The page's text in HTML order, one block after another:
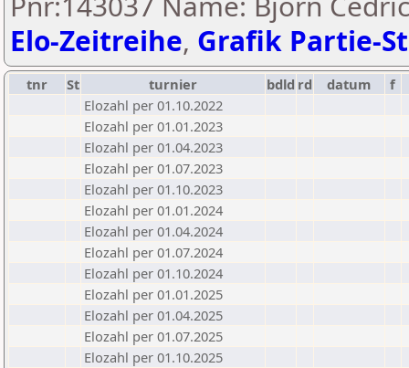
Elo-Zeitreihe, Grafik Partie-
tnr St turnier bdld rd datum
f
Elozahl per 01.10.2022
Elozahl per 01.01.2023
Elozahl per 01.04.2023
Elozahl per 01.07.2023
Elozahl per 01.10.2023
Elozahl per 01.01.2024
Elozahl per 01.04.2024
Elozahl per 01.07.2024
Elozahl per 01.10.2024
Elozahl per 01.01.2025
Elozahl per 01.04.2025
Elozahl per 01.07.2025
Elozahl per 01.10.2025